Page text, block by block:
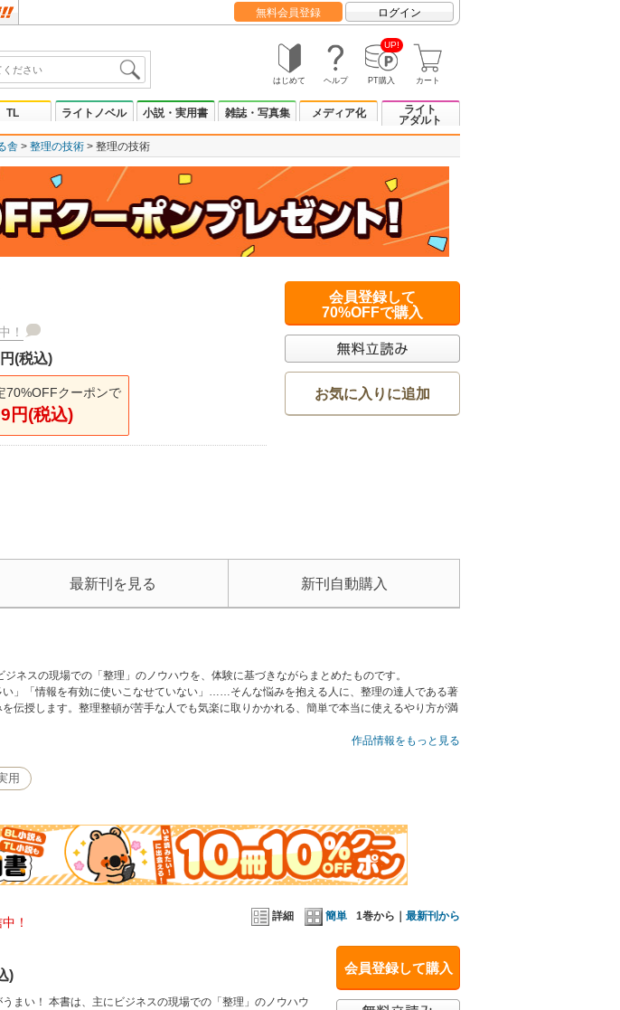
無料会員登録 ログイン
はじめて ヘルプ
UP!
PT購入 カート
TL ライトノベル 小説・実用書 雑誌・写真集 メディア化
ライト
アダルト
舎 整理の技術 整理の技術
！
(税込)
70%OFFクーポンで
円(税込)
会員登録して
70%OFFで購入
お気に入りに追加
最新刊を見る 新刊自動購入
ネスの現場での「整理」のノウハウを、体験に基づきながらまとめたものです。
い」「情報を有効に使いこなせていない」……そんな悩みを抱える人に、整理の達人である著
伝授します。整理整頓が苦手な人でも気楽に取りかかれる、簡単で本当に使えるやり方が満
作品情報をもっと見る
用
詳細 簡単 1巻から｜ 最新刊から
！
会員登録して購入
)
まい！ 本書は、主にビジネスの現場での「整理」のノウハウ